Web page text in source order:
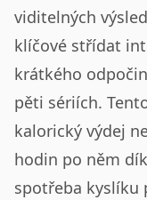
viditelných
klíčové střídat
krátkého
pěti sériích.
kalorický výdej
hodin po něm
spotřeba kyslíku